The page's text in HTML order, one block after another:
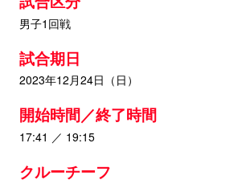
男子1回戦
試合期日
2023年12月24日（日）
開始時間／終了時間
17:41 ／ 19:15
クルーチーフ